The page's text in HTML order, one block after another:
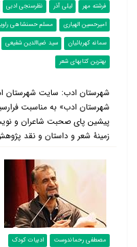
فرشته مهر
لیلی آذر نظرسنجی ادبی
امیرحسین الهیاری
مسلم حسنشاهی
سمانه کهربائیان
سید ضیاالدین شفیعی
بهترین کتابهای شعر
شهرستان ادب» به مناسبت
پیشین پای صحبت شاعران و
زمینۀ شعر و داستان و نقد
مصطفی رحماندوست ادبیات کودک